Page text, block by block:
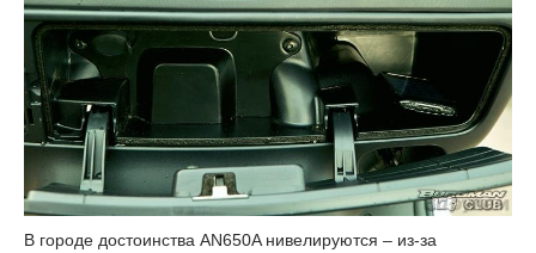
В городе достоинства AN650A нивелируются – из-за